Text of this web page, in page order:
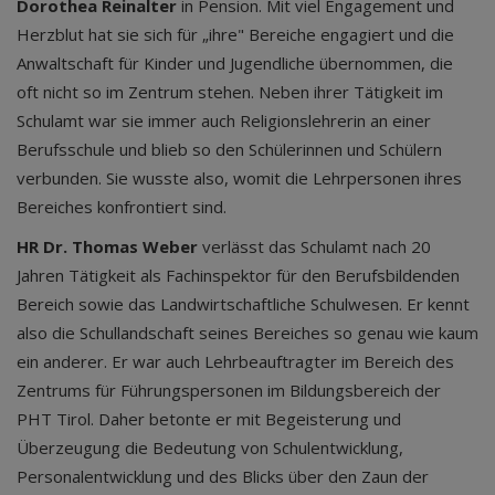
Dorothea Reinalter in Pension. Mit viel Engagement und
Herzblut hat sie sich für „ihre" Bereiche engagiert und die
Anwaltschaft für Kinder und Jugendliche übernommen, die
oft nicht so im Zentrum stehen. Neben ihrer Tätigkeit im
Schulamt war sie immer auch Religionslehrerin an einer
Berufsschule und blieb so den Schülerinnen und Schülern
verbunden. Sie wusste also, womit die Lehrpersonen ihres
Bereiches konfrontiert sind.
HR Dr. Thomas Weber verlässt das Schulamt nach 20
Jahren Tätigkeit als Fachinspektor für den Berufsbildenden
Bereich sowie das Landwirtschaftliche Schulwesen. Er kennt
also die Schullandschaft seines Bereiches so genau wie kaum
ein anderer. Er war auch Lehrbeauftragter im Bereich des
Zentrums für Führungspersonen im Bildungsbereich der
PHT Tirol. Daher betonte er mit Begeisterung und
Überzeugung die Bedeutung von Schulentwicklung,
Personalentwicklung und des Blicks über den Zaun der